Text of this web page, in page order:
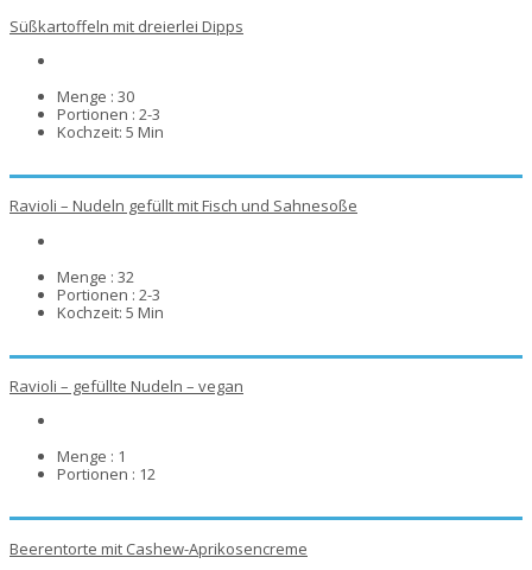
Süßkartoffeln mit dreierlei Dipps
Menge : 30
Portionen : 2-3
Kochzeit: 5 Min
Ravioli – Nudeln gefüllt mit Fisch und Sahnesoße
Menge : 32
Portionen : 2-3
Kochzeit: 5 Min
Ravioli – gefüllte Nudeln – vegan
Menge : 1
Portionen : 12
Beerentorte mit Cashew-Aprikosencreme